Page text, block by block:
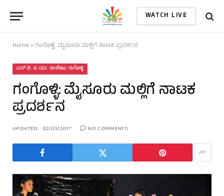
WATCH LIVE
Home » ಗಂಗೊಳ್ಳಿ: ಮೈಸೂರು ಮಲ್ಲಿಗೆ ನಾಟಕ ಪ್ರದರ್ಶನ
ಎಸ್.ವಿ. ಪಿ.ಯು. ಕಾಲೇಜು ಗಂಗೊಳ್ಳಿ
ಗಂಗೊಳ್ಳಿ: ಮೈಸೂರು ಮಲ್ಲಿಗೆ ನಾಟಕ
ಪ್ರದರ್ಶನ
UPDATED: 02/03/2017 NO COMMENTS